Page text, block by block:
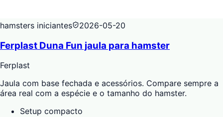
hamsters iniciantes 2026-05-20
Ferplast Duna Fun jaula para hamster
Ferplast
Jaula com base fechada e acessórios. Compare sempre a
área real com a espécie e o tamanho do hamster.
Setup compacto